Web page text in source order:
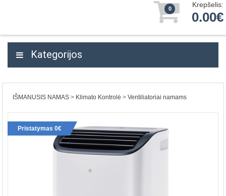
0 Krepšelis:
0.00€
Kategorijos
IŠMANUSIS NAMAS Klimato Kontrolė Ventiliatoriai namams
Pristatymas 0€